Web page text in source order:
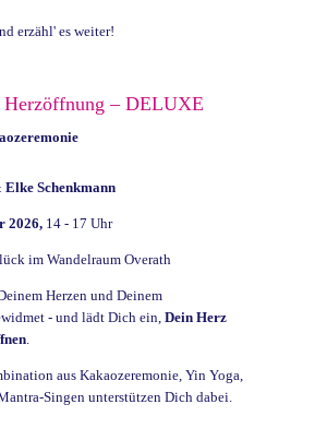
erzähl' es weiter!
Herzöffnung – DELUXE
Schenkmann
2026,14 - 17 Uhr
im Wandelraum Overath
Herzen und Deinem
- und lädt Dich ein, Dein Herz
.
aus Kakaozeremonie, Yin Yoga,
Singen unterstützen Dich dabei.